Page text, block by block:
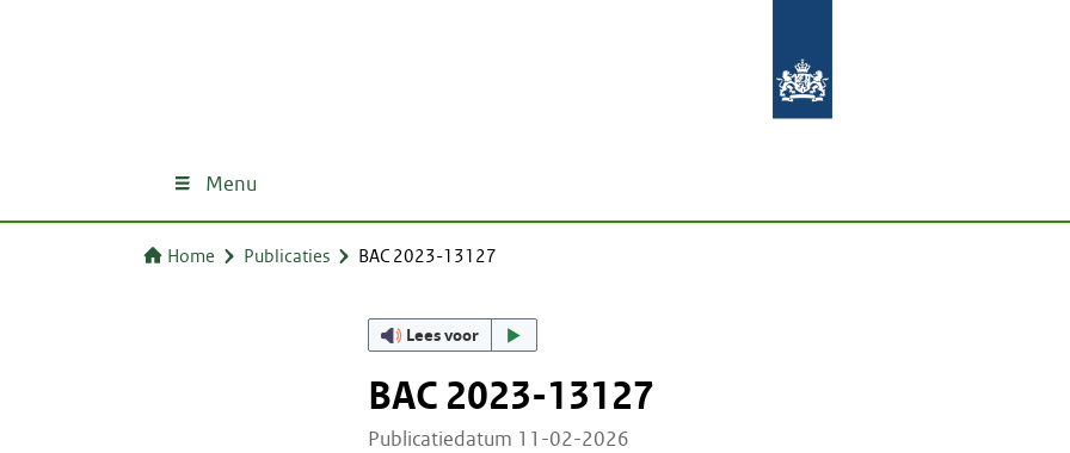
Menu
Home Publicaties BAC 2023-13127
Lees voor
BAC 2023-13127
Publicatiedatum 11-02-2026